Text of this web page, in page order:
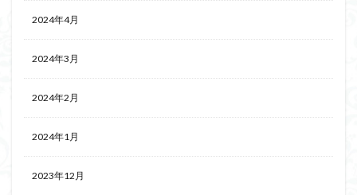
2024年4月
2024年3月
2024年2月
2024年1月
2023年12月